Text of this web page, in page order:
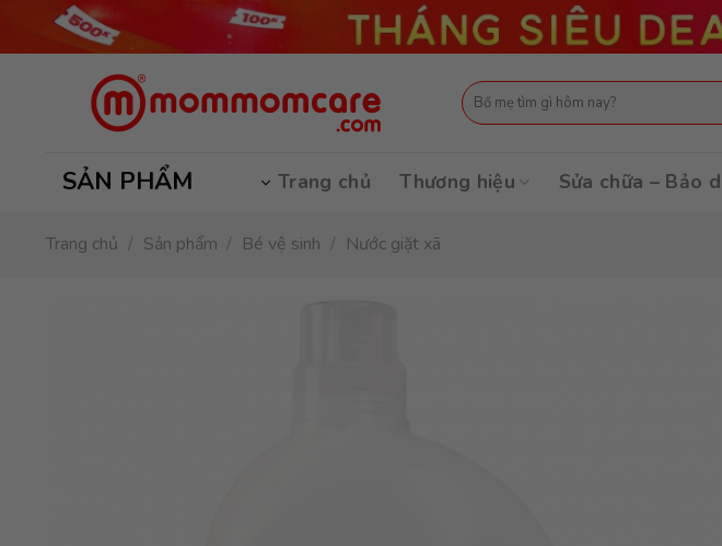
Tìm
kiếm:
SẢN PHẨM Trang chủ Thương hiệu Sửa chữa – Bảo
Trang chủ / Sản phẩm / Bé vệ sinh / Nước giặt xã